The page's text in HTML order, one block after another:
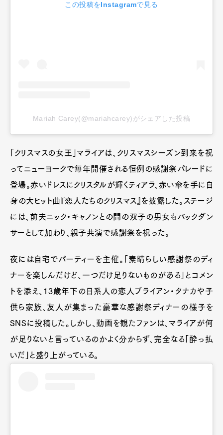
この投稿をInstagramで見る
Mariah Carey(@mariahcarey)がシェアした投稿
「クリスマスの女王」マライアは、クリスマスシーズン到来を祝
ってニューヨークで毎年開催される恒例の感謝祭パレードに
登場。赤いドレスにクリスタルが輝くティアラ、赤い傘を手に自
身の大ヒット曲『恋人たちのクリスマス』を披露した。ステージ
には、前夫ニック・キャノンとの間の双子の男女もバックダン
サーとして加わり、親子共演で感謝祭を祝った。
夜には自宅でパーティーを主催。「素晴らしい感謝祭のディ
ナーを楽しんだけど、一つだけ足りないものがある」とコメン
トを添え、13歳年下の日系人の恋人ブライアン・タナカや子
供ら家族、友人が集まった豪華な感謝祭ディナーの様子を
SNSに投稿した。しかし、動画を観たファンは、マライアが何
が足りないと言っているのかよく分からず、完全なる「酔っ払
いだ」と盛り上がっている。